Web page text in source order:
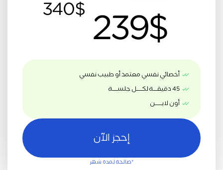
340$
239$
أخصائي نفسي معتمد أو طبيب نفسي
45 دقيقــــة لكــــــل جلســـــة
أون لايـــــــن
إحجز الآن
*صالحة لمدة شهر